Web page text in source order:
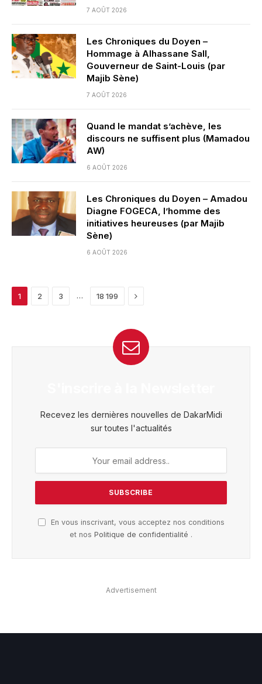
7 AOÛT 2026
Les Chroniques du Doyen –
Hommage à Alhassane Sall,
Gouverneur de Saint-Louis (par
Majib Sène)
7 AOÛT 2026
Quand le mandat s’achève, les
discours ne suffisent plus (Mamadou
AW)
6 AOÛT 2026
Les Chroniques du Doyen – Amadou
Diagne FOGECA, l’homme des
initiatives heureuses (par Majib
Sène)
6 AOÛT 2026
1 2 3 … 18 199 Next
Recevez les dernières nouvelles de DakarMidi
sur toutes l'actualités
En vous inscrivant, vous acceptez nos conditions
et nos Politique de confidentialité .
Advertisement